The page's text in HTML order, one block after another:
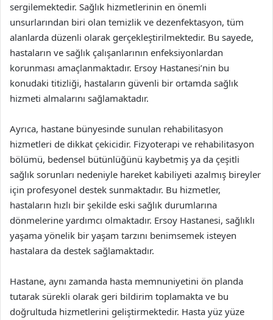
sergilemektedir. Sağlık hizmetlerinin en önemli
unsurlarından biri olan temizlik ve dezenfektasyon, tüm
alanlarda düzenli olarak gerçekleştirilmektedir. Bu sayede,
hastaların ve sağlık çalışanlarının enfeksiyonlardan
korunması amaçlanmaktadır. Ersoy Hastanesi’nin bu
konudaki titizliği, hastaların güvenli bir ortamda sağlık
hizmeti almalarını sağlamaktadır.
Ayrıca, hastane bünyesinde sunulan rehabilitasyon
hizmetleri de dikkat çekicidir. Fizyoterapi ve rehabilitasyon
bölümü, bedensel bütünlüğünü kaybetmiş ya da çeşitli
sağlık sorunları nedeniyle hareket kabiliyeti azalmış bireyler
için profesyonel destek sunmaktadır. Bu hizmetler,
hastaların hızlı bir şekilde eski sağlık durumlarına
dönmelerine yardımcı olmaktadır. Ersoy Hastanesi, sağlıklı
yaşama yönelik bir yaşam tarzını benimsemek isteyen
hastalara da destek sağlamaktadır.
Hastane, aynı zamanda hasta memnuniyetini ön planda
tutarak sürekli olarak geri bildirim toplamakta ve bu
doğrultuda hizmetlerini geliştirmektedir. Hasta yüz yüze